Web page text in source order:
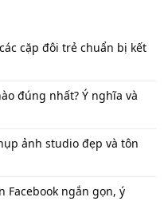
cặp đôi trẻ chuẩn bị kết
đúng nhất​? Ý nghĩa và
ảnh studio đẹp và tôn
Facebook​ ngắn gọn, ý